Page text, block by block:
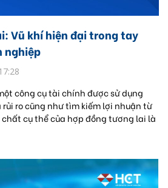
Vũ khí hiện đại trong tay
nghiệp
công cụ tài chính được sử dụng
ro cũng như tìm kiếm lợi nhuận từ
cụ thể của hợp đồng tương lai là